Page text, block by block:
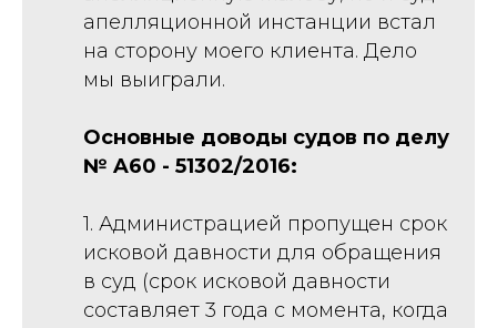
апелляционной инстанции встал
на сторону моего клиента. Дело
мы выиграли.
Основные доводы судов по делу
№ A60 - 51302/2016:
1. Администрацией пропущен срок
исковой давности для обращения
в суд (срок исковой давности
составляет 3 года с момента, когда